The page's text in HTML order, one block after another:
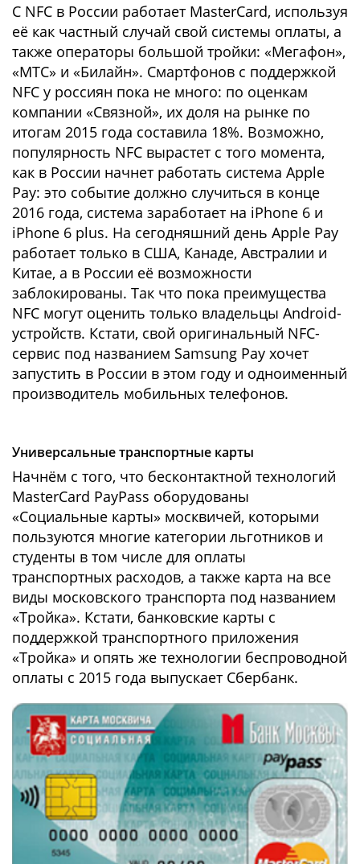
С NFC в России работает MasterCard, используя
её как частный случай свой системы оплаты, а
также операторы большой тройки: «Мегафон»,
«МТС» и «Билайн». Смартфонов с поддержкой
NFC у россиян пока не много: по оценкам
компании «Связной», их доля на рынке по
итогам 2015 года составила 18%. Возможно,
популярность NFC вырастет с того момента,
как в России начнет работать система Apple
Pay: это событие должно случиться в конце
2016 года, система заработает на iPhone 6 и
iPhone 6 plus. На сегодняшний день Apple Pay
работает только в США, Канаде, Австралии и
Китае, а в России её возможности
заблокированы. Так что пока преимущества
NFC могут оценить только владельцы Android-
устройств. Кстати, свой оригинальный NFC-
сервис под названием Samsung Pay хочет
запустить в России в этом году и одноименный
производитель мобильных телефонов.
Универсальные транспортные карты
Начнём с того, что бесконтактной технологий
MasterCard PayPass оборудованы
«Социальные карты» москвичей, которыми
пользуются многие категории льготников и
студенты в том числе для оплаты
транспортных расходов, а также карта на все
виды московского транспорта под названием
«Тройка». Кстати, банковские карты с
поддержкой транспортного приложения
«Тройка» и опять же технологии беспроводной
оплаты с 2015 года выпускает Сбербанк.